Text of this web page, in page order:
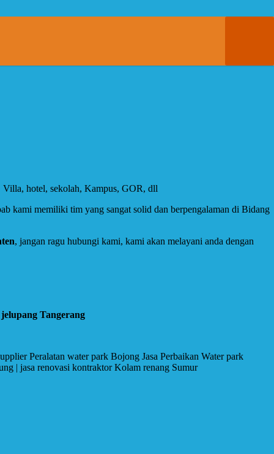
Villa, hotel, sekolah, Kampus, GOR, dll
kami memiliki tim yang sangat solid dan berpengalaman di Bidang
, jangan ragu hubungi kami, kami akan melayani anda dengan
Tangerang
Peralatan water park Bojong Jasa Perbaikan Water park
| jasa renovasi kontraktor Kolam renang Sumur